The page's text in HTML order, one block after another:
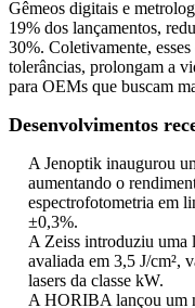
Gêmeos digitais e
19% dos lançamentos,
30%. Coletivamente,
tolerâncias, prolongam a
para OEMs que buscam
Desenvolvimentos
A Jenoptik inaugurou
aumentando o
espectrofotometria em
±0,3%.
A Zeiss introduziu uma
avaliada em 3,5 J/cm²,
lasers da classe kW.
A HORIBA lançou um